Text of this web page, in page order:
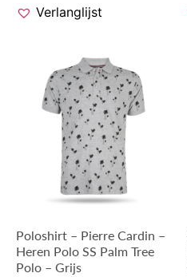
Verlanglijst
Poloshirt – Pierre Cardin –
Heren Polo SS Palm Tree
Polo – Grijs